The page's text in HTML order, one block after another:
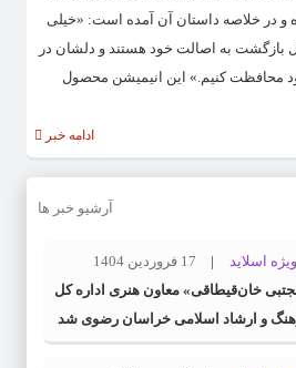
و در خلاصه داستان آن آمده است: «خیلی
بازگشت به اصالت خود هستند و دلشان در
محافظت کنیم.» این انیمیشن محصول
ادامه خبر
آرشیو خبر ها
ویژه اسلاید
17 فروردین 1404
خان‌قیطاقی» معاون هنری اداره کل
و ارشاد اسلامی خراسان رضوی شد